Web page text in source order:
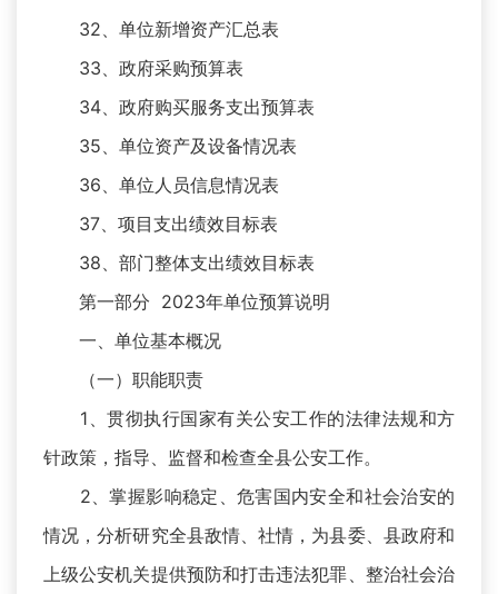
32、单位新增资产汇总表
33、政府采购预算表
34、政府购买服务支出预算表
35、单位资产及设备情况表
36、单位人员信息情况表
37、项目支出绩效目标表
38、部门整体支出绩效目标表
第一部分 2023年单位预算说明
一、单位基本概况
（一）职能职责
1、贯彻执行国家有关公安工作的法律法规和方
针政策，指导、监督和检查全县公安工作。
2、掌握影响稳定、危害国内安全和社会治安的
情况，分析研究全县敌情、社情，为县委、县政府和
上级公安机关提供预防和打击违法犯罪、整治社会治